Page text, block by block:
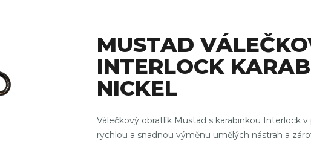
MUSTAD
INTERLOCK
NICKEL
Válečkový obratlík Mustad s karabinkou Interlock
rychlou a snadnou výměnu umělých nástrah a